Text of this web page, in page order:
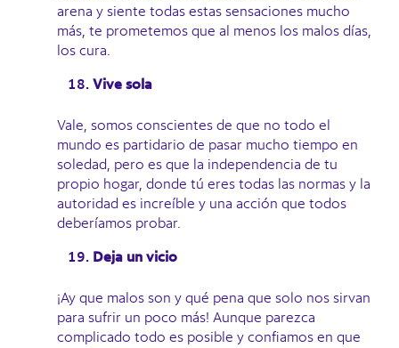
arena y siente todas estas sensaciones mucho
más, te prometemos que al menos los malos días,
los cura.
Vive sola
Vale, somos conscientes de que no todo el
mundo es partidario de pasar mucho tiempo en
soledad, pero es que la independencia de tu
propio hogar, donde tú eres todas las normas y la
autoridad es increíble y una acción que todos
deberíamos probar.
Deja un vicio
¡Ay que malos son y qué pena que solo nos sirvan
para sufrir un poco más! Aunque parezca
complicado todo es posible y confiamos en que